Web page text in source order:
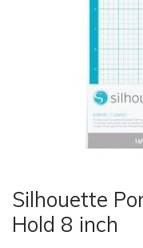
Silhouette
Hold 8 inch